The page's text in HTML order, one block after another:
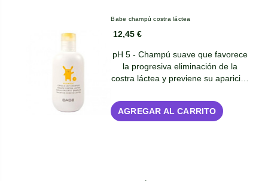
Babe champú costra láctea
12,45 €
pH 5 - Champú suave que favorece
la progresiva eliminación de la
costra láctea y previene su aparici…
AGREGAR AL CARRITO